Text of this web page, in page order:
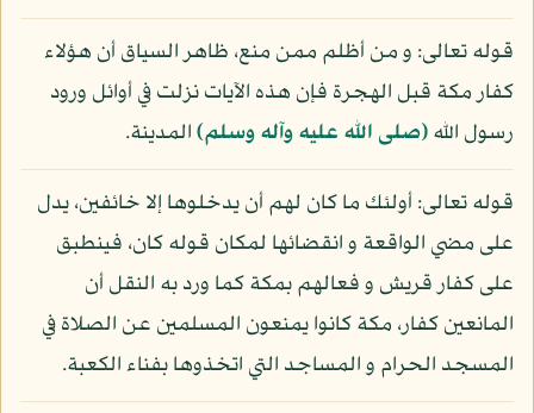
قوله تعالى: و من أظلم ممن منع، ظاهر السياق أن هؤلاء
كفار مكة قبل الهجرة فإن هذه الآيات نزلت في أوائل ورود
رسول الله(صلى الله عليه وآله وسلم)المدينة.
قوله تعالى: أولئك ما كان لهم أن يدخلوها إلا خائفين، يدل
على مضي الواقعة و انقضائها لمكان قوله كان، فينطبق
على كفار قريش و فعالهم بمكة كما ورد به النقل أن
المانعين كفار، مكة كانوا يمنعون المسلمين عن الصلاة في
المسجد الحرام و المساجد التي اتخذوها بفناء الكعبة.